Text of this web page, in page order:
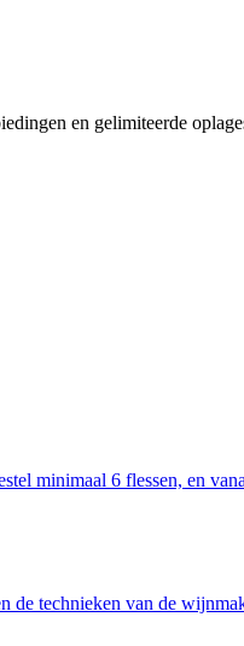
en gelimiteerde
minimaal 6 flessen, en
technieken van de